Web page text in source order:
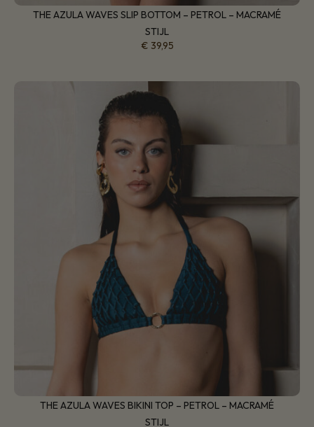
THE AZULA WAVES SLIP BOTTOM – PETROL – MACRAMÉ
STIJL
€ 39,95
THE AZULA WAVES BIKINI TOP – PETROL – MACRAMÉ
STIJL